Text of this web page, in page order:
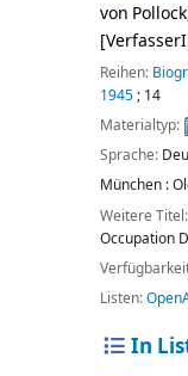
von
Reihen:
1945; 14
Materialtyp:
Sprache:
München :
Weitere Titel:
Occupation
Listen:
In